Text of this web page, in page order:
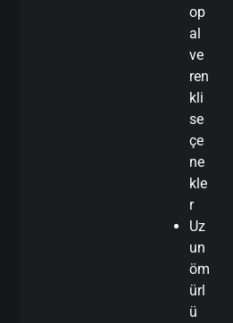
op
al
ve
ren
kli
se
çe
ne
kle
r
Uz
un
öm
ürl
ü